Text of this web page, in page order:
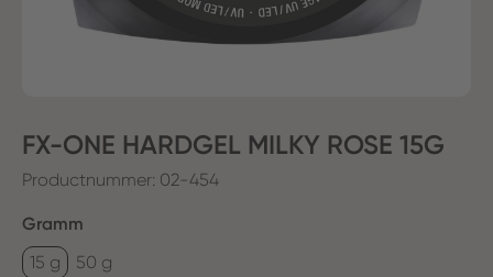
FX-ONE HARDGEL MILKY ROSE 15G
Productnummer: 02-454
Selecteer
Gramm
15 g
50 g